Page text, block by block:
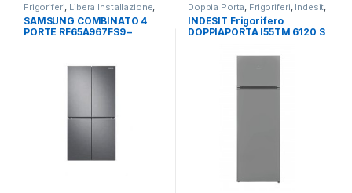
Frigoriferi Libera Installazione
SAMSUNG, Side by Side 4 Porte
SAMSUNG COMBINATO 4
PORTE RF65A967FS9 –
Doppia Porta Frigoriferi Indesit
Libera Installazione
INDESIT Frigorifero
DOPPIAPORTA I55TM 6120 S